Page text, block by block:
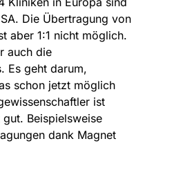
Die Übertragung von
aber 1:1 nicht möglich.
auch die
Es geht darum,
schon jetzt möglich
ist
Beispielsweise
dank Magnet